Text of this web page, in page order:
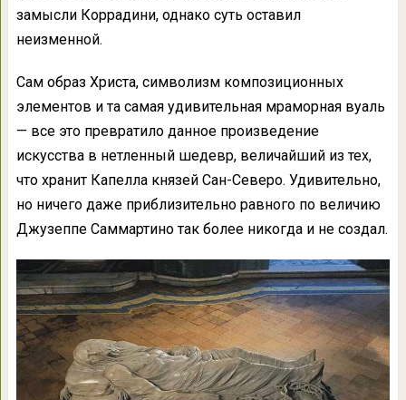
замысли Коррадини, однако суть оставил
неизменной.
Сам образ Христа, символизм композиционных
элементов и та самая удивительная мраморная вуаль
— все это превратило данное произведение
искусства в нетленный шедевр, величайший из тех,
что хранит Капелла князей Сан-Северо. Удивительно,
но ничего даже приблизительно равного по величию
Джузеппе Саммартино так более никогда и не создал.